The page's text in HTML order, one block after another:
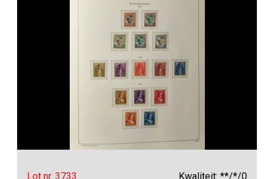
Lot nr. 3733 Kwaliteit: **/*/0